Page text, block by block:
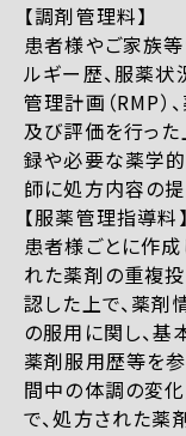
【調剤管理料】
患者様やご家族等
ルギー歴、服薬状
管理計画（RMP）
及び評価を行っ
録や必要な薬学
師に処方内容の提
【服薬管理指導料】
患者様ごとに作
れた薬剤の重複
認した上で、薬剤
の服用に関し、基
薬剤服用歴等を
間中の体調の変
で、処方された